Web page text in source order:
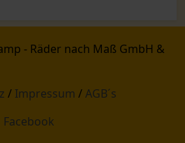
- Räder nach Maß GmbH &
/ Impressum /AGB´s
Facebook